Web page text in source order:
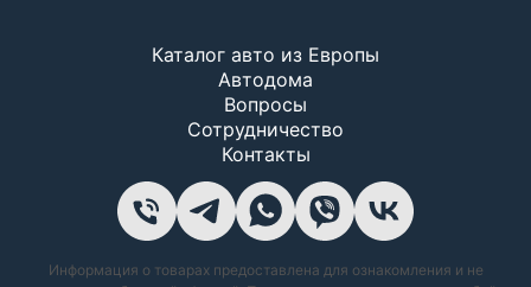
Каталог авто из Европы
Автодома
Вопросы
Сотрудничество
Контакты
Информация о товарах предоставлена для ознакомления и не